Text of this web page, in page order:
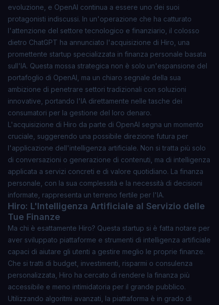
evoluzione, e OpenAI continua a essere uno dei suoi
protagonisti indiscussi. In un'operazione che ha catturato
l'attenzione del settore tecnologico e finanziario, il colosso
dietro ChatGPT ha annunciato l'acquisizione di Hiro, una
promettente startup specializzata in finanza personale basata
sull'IA. Questa mossa strategica non è solo un'espansione del
portafoglio di OpenAI, ma un chiaro segnale della sua
ambizione di penetrare settori tradizionali con soluzioni
innovative, portando l'IA direttamente nelle tasche dei
consumatori per la gestione del loro denaro.
L'acquisizione di Hiro da parte di OpenAI segna un momento
cruciale, suggerendo una possibile direzione futura per
l'applicazione dell'intelligenza artificiale. Non si tratta più solo
di conversazioni o generazione di contenuti, ma di intelligenza
applicata a servizi concreti e di valore quotidiano. La finanza
personale, con la sua complessità e la necessità di decisioni
informate, rappresenta un terreno fertile per l'IA.
Hiro: L'Intelligenza Artificiale al Servizio delle
Tue Finanze
Ma chi è esattamente Hiro? Questa startup si è fatta notare per
aver sviluppato piattaforme e strumenti di intelligenza artificiale
capaci di aiutare gli utenti a gestire meglio le proprie finanze.
Che si tratti di budget, investimenti, risparmi o consulenza
personalizzata, Hiro ha cercato di rendere la finanza più
accessibile e meno intimidatoria per il grande pubblico.
Utilizzando algoritmi avanzati, la piattaforma è in grado di